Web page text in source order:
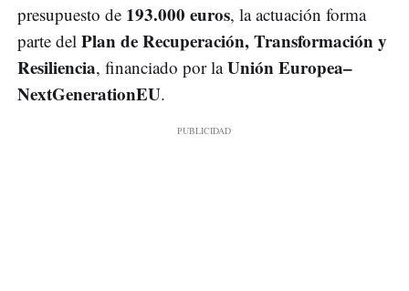
presupuesto de 193.000 euros, la actuación forma
parte del Plan de Recuperación, Transformación y
Resiliencia, financiado por laUnión Europea–
NextGenerationEU.